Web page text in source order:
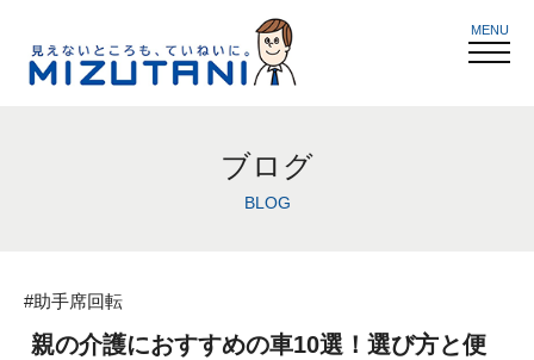
MENU
ブログ
BLOG
#助手席回転
親の介護におすすめの車10選！選び方と便